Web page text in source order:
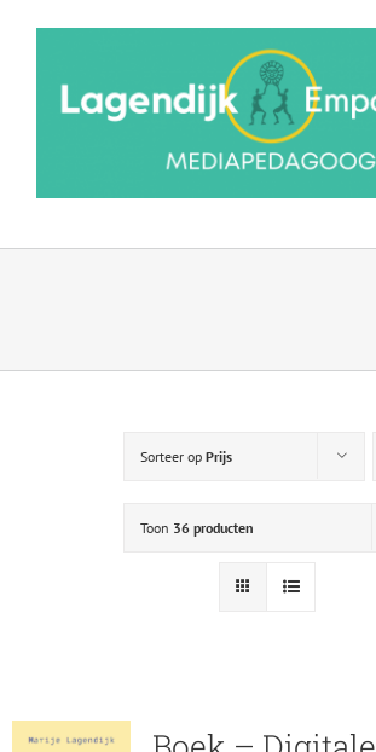
Sorteer op Prijs
Toon 36 producten